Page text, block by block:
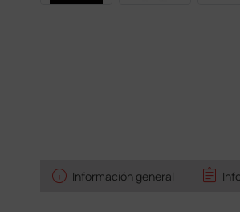
info Información general assignment